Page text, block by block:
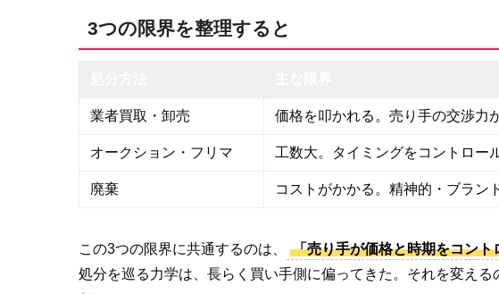
3つの限界を整理すると
業者買取・卸売 価格を叩かれる。売り手の交渉力
オークション・フリマ 工数大。タイミングをコントロー
廃棄 コストがかかる。精神的・ブラン
この3つの限界に共通するのは、 「売り手が価格と時期をコント
処分を巡る力学は、長らく買い手側に偏ってきた。それを変え